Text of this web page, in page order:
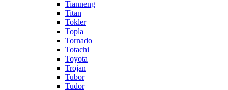
Tianneng
Titan
Tokler
Topla
Tornado
Totachi
Toyota
Trojan
Tubor
Tudor